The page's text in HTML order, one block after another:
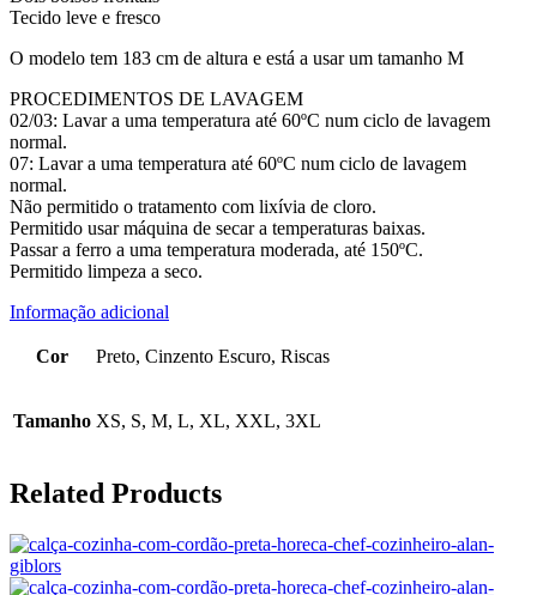
Tecido leve e fresco
O modelo tem 183 cm de altura e está a usar um tamanho M
PROCEDIMENTOS DE LAVAGEM
02/03: Lavar a uma temperatura até 60ºC num ciclo de lavagem
normal.
07: Lavar a uma temperatura até 60ºC num ciclo de lavagem
normal.
Não permitido o tratamento com lixívia de cloro.
Permitido usar máquina de secar a temperaturas baixas.
Passar a ferro a uma temperatura moderada, até 150ºC.
Permitido limpeza a seco.
Informação adicional
Cor Preto, Cinzento Escuro, Riscas
Tamanho XS, S, M, L, XL, XXL, 3XL
Related Products